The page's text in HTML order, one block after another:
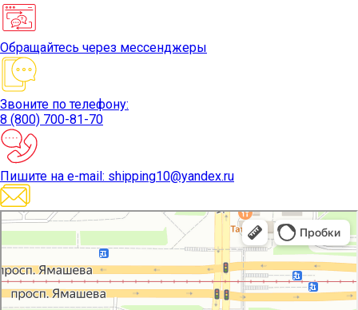
Обращайтесь через мессенджеры
Звоните по телефону:
8 (800) 700-81-70
Пишите на e-mail: shipping10@yandex.ru